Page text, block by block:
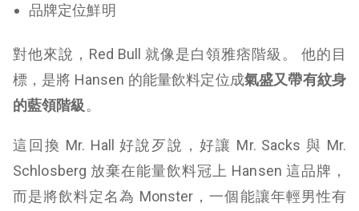
品牌定位鮮明
對他來說，Red Bull 就像是白領雅痞階級。 他的目
標，是將 Hansen 的能量飲料定位成氣盛又帶有紋身
的藍領階級 。
這回換 Mr. Hall 好說歹說，好讓 Mr. Sacks 與 Mr.
Schlosberg 放棄在能量飲料冠上 Hansen 這品牌，
而是將飲料定名為 Monster，一個能讓年輕男性有